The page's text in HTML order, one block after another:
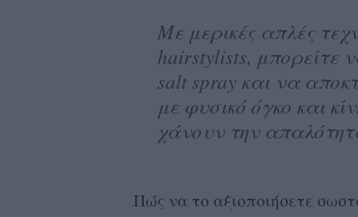
Με μερικές απλές
hairstylists, μπορείτε
salt spray και να
με φυσικό όγκο και
χάνουν την
Πώς να το αξιοποιήσετε